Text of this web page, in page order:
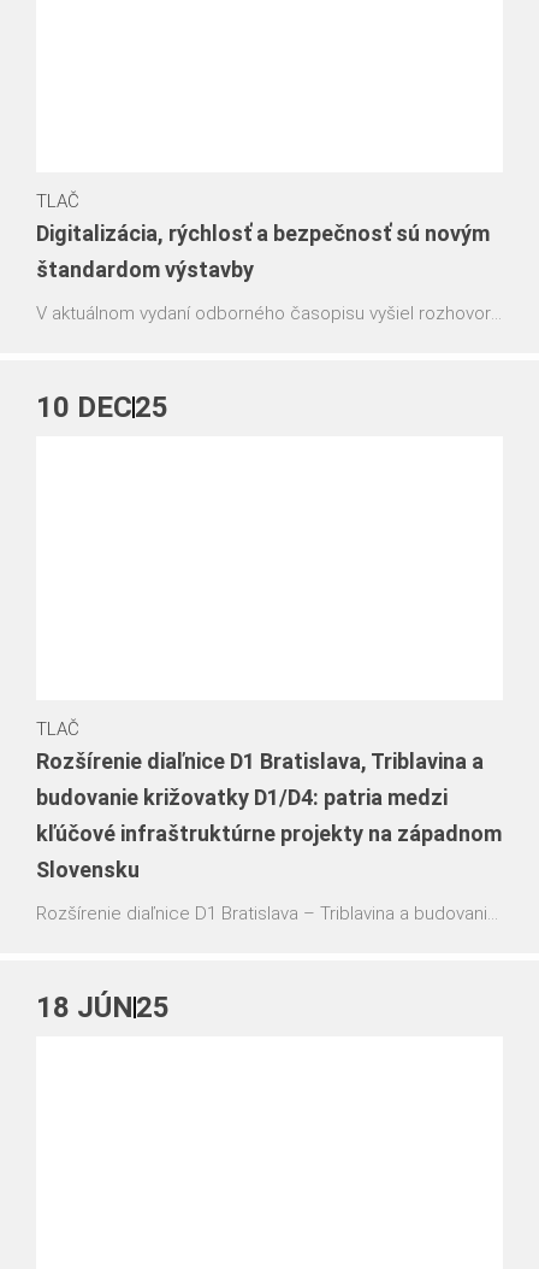
TLAČ
Digitalizácia, rýchlosť a bezpečnosť sú novým
štandardom výstavby
V aktuálnom vydaní odborného časopisu vyšiel rozhovor
štandardom modernej výstavby.
10 DEC25
TLAČ
Rozšírenie diaľnice D1 Bratislava, Triblavina a
budovanie križovatky D1/D4: patria medzi
kľúčové infraštruktúrne projekty na západnom
Slovensku
Rozšírenie diaľnice D1 Bratislava – Triblavina a budovanie
dodáva komplexný systém debnenia, podopretia,
18 JÚN25